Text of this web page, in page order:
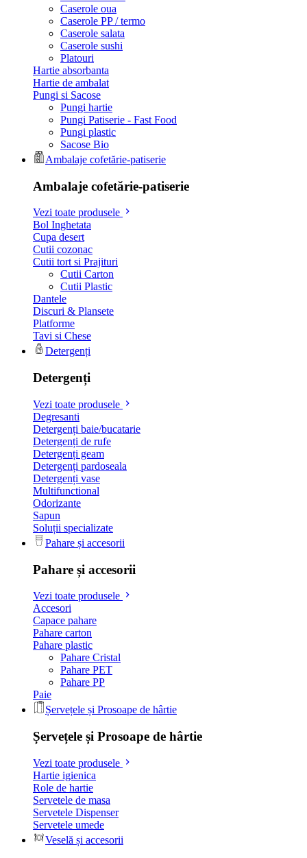
Caserole oua
Caserole PP / termo
Caserole salata
Caserole sushi
Platouri
Hartie absorbanta
Hartie de ambalat
Pungi si Sacose
Pungi hartie
Pungi Patiserie - Fast Food
Pungi plastic
Sacose Bio
Ambalaje cofetărie-patiserie
Ambalaje cofetărie-patiserie
Vezi toate produsele
Bol Inghetata
Cupa desert
Cutii cozonac
Cutii tort si Prajituri
Cutii Carton
Cutii Plastic
Dantele
Discuri & Plansete
Platforme
Tavi si Chese
Detergenți
Detergenți
Vezi toate produsele
Degresanti
Detergenți baie/bucatarie
Detergenți de rufe
Detergenți geam
Detergenți pardoseala
Detergenți vase
Multifunctional
Odorizante
Sapun
Soluții specializate
Pahare și accesorii
Pahare și accesorii
Vezi toate produsele
Accesori
Capace pahare
Pahare carton
Pahare plastic
Pahare Cristal
Pahare PET
Pahare PP
Paie
Șervețele și Prosoape de hârtie
Șervețele și Prosoape de hârtie
Vezi toate produsele
Hartie igienica
Role de hartie
Servetele de masa
Servetele Dispenser
Servetele umede
Veselă și accesorii